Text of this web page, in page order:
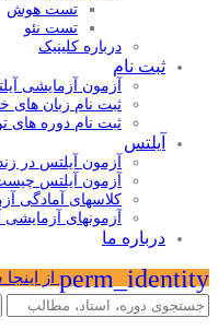
تست هوش
تست‌ نئو
درباره کلینیک
ثبت نام
آزمون آزمایشی
ثبت نام زبان های
ثبت نام دوره های
آیلتس
آزمون آیلتس در
آزمون آیلتس
کلاسهای آمادگی
آزمونهای آزمایشی
درباره ما
perm_identity از